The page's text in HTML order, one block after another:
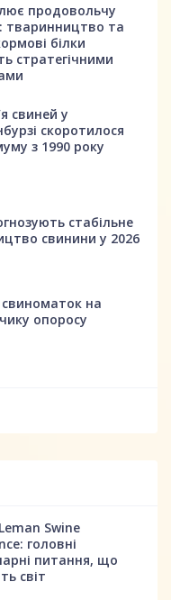
продовольчу
тваринництво та
білки
стратегічними
свиней у
скоротилося
з 1990 року
стабільне
свинини у 2026
свиноматок на
опоросу
Swine
головні
питання, що
світ